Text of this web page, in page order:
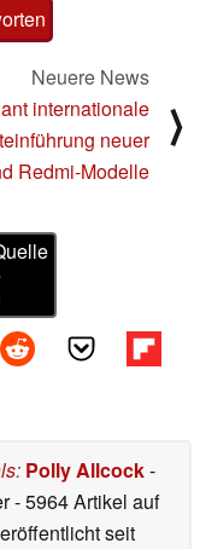
Neuere News
internationale
neuer
Redmi-Modelle
⟩
: Polly Allcock-
- 5964 Artikel auf
seit